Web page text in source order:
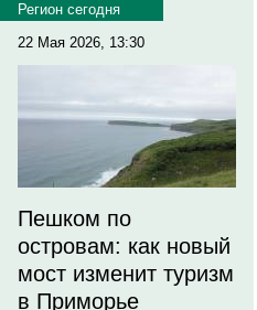
Регион сегодня
22 Мая 2026, 13:30
Пешком по
островам: как новый
мост изменит туризм
в Приморье